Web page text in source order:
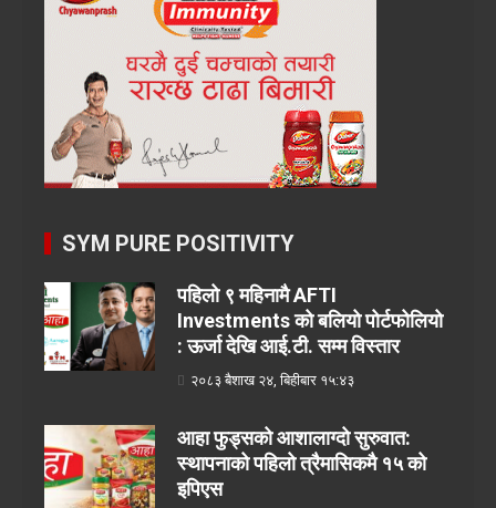
SYM PURE POSITIVITY
पहिलो ९ महिनामै AFTI
Investments को बलियो पोर्टफोलियो
: ऊर्जा देखि आई.टी. सम्म विस्तार
२०८३ बैशाख २४, बिहीबार १५:४३
आहा फुड्सको आशालाग्दो सुरुवात:
स्थापनाको पहिलो त्रैमासिकमै १५ को
इपिएस